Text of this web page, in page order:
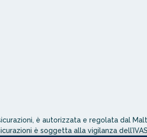
è autorizzata e regolata dal
è soggetta alla vigilanza